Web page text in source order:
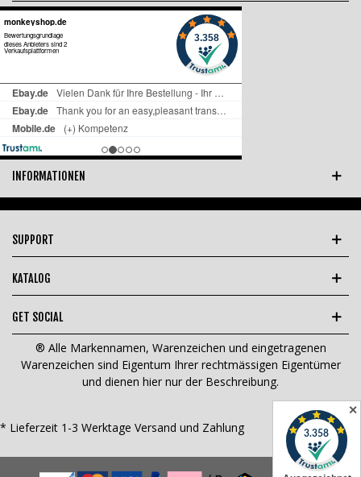
✕
INFORMATIONEN
SUPPORT
KATALOG
GET SOCIAL
® Alle Markennamen, Warenzeichen und eingetragenen
Warenzeichen sind Eigentum Ihrer rechtmässigen Eigentümer
und dienen hier nur der Beschreibung.
* Lieferzeit 1-3 Werktage Versand und Zahlung